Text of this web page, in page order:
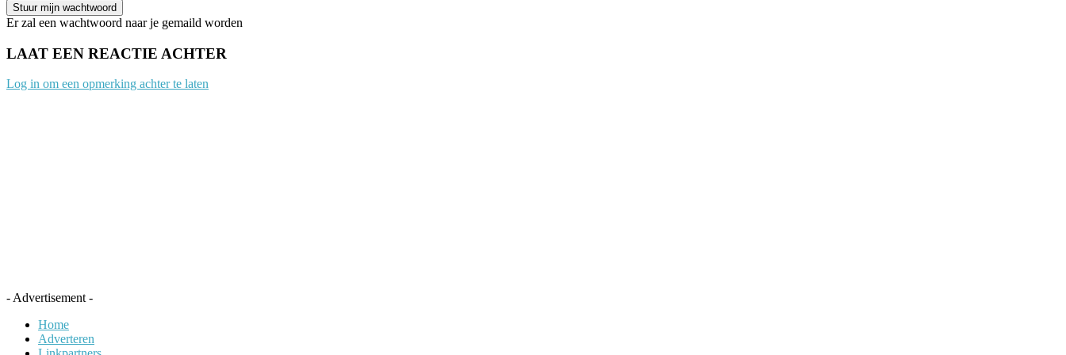
Er zal een wachtwoord naar je gemaild worden
LAAT EEN REACTIE ACHTER
Log in om een opmerking achter te laten
- Advertisement -
Home
Adverteren